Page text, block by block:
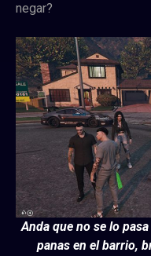
negar?
Anda que no se lo
panas en el barrio,